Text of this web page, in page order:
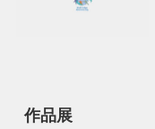
作品展